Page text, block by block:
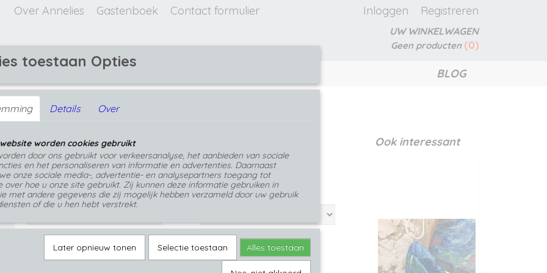
Over Annelies Gastenboek Contact formulier Inloggen Registreren
UW WINKELWAGEN
Geen producten (0)
BLOG
GEPERSONALISEERDE SIERADEN
>Groene metallic epoxy hanger
Groene metallic epoxy hanger
€ 38,95 (inclusief btw 21%)
✓ Op voorraad- Levertijd 1 tot 3 werkdagen
Kies hier uw ketting lengte Aantal
IN WINKELWAGEN
Ook interessant
toestaan Opties
Details Over
worden cookies gebruikt
door ons gebruikt voor verkeersanalyse, het aanbieden van sociale
en het personaliseren van informatie en advertenties. Daarnaast
onze sociale media-, advertentie- en analysepartners toegang tot
over hoe u onze site gebruikt. Zij kunnen deze informatie gebruiken in
met andere gegevens die zij mogelijk hebben verzameld door uw gebruik
of die u hen hebt verstrekt.
Later opnieuw tonen Selectie toestaan Alles toestaan